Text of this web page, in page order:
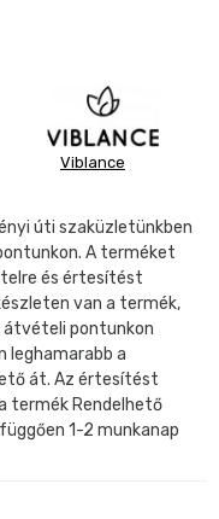
Viblance
úti szaküzletünkben
A terméket
és értesítést
van a termék,
átvételi pontunkon
leghamarabb a
át. Az értesítést
termék Rendelhető
1-2 munkanap